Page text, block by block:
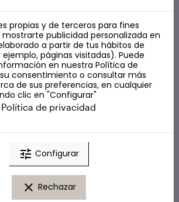
propias y de terceros para fines
publicidad personalizada en
a partir de tus hábitos de
páginas visitadas). Puede
en nuestra Política de
consentimiento o consultar más
de sus preferencias, en cualquier
clic en "Configurar"
Política de privacidad
tune Configurar
clear Rechazar